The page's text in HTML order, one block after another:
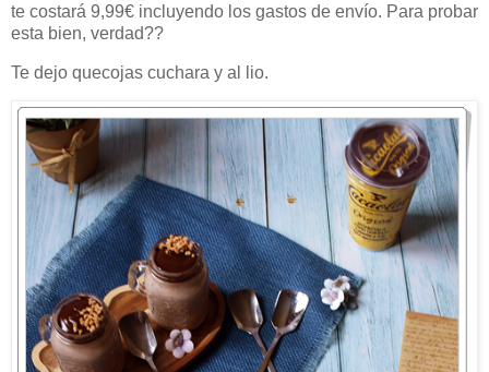
te costará 9,99€ incluyendo los gastos de envío. Para probar
esta bien, verdad??
Te dejo quecojas cuchara y al lio.